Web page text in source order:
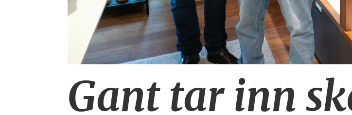
Gant tar inn